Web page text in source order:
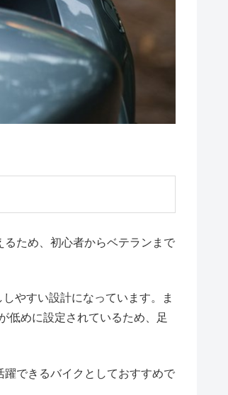
ため、初心者からベテランまで
やすい設計になっています。ま
低めに設定されているため、足
できるバイクとしておすすめで